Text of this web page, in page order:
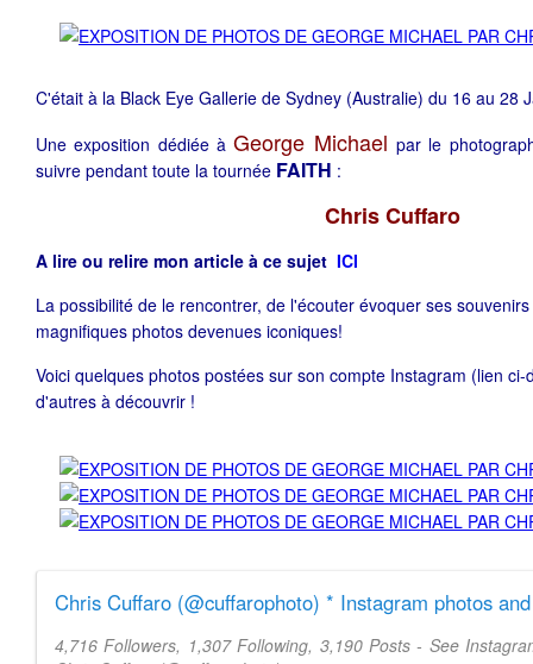
C'était à la Black Eye Gallerie de Sydney (Australie) du 16 au 28
Une exposition dédiée àGeorge Michaelpar le
suivre pendant toute la tournée FAITH :
Chris Cuffaro
A lire ou relire mon article à ce sujet ICI
La possibilité de le rencontrer, de l'écouter évoquer ses
magnifiques photos devenues iconiques!
Voici quelques photos postées sur son compte Instagram (lien
d'autres à découvrir !
Chris Cuffaro (@cuffarophoto) * Instagram photos
4,716 Followers, 1,307 Following, 3,190 Posts - See